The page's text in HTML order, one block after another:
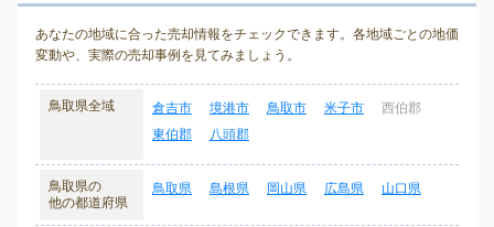
あなたの地域に合った売却情報をチェックできます。各地域ごとの地価
変動や、実際の売却事例を見てみましょう。
鳥取県全域 倉吉市 境港市 鳥取市 米子市
西伯郡
東伯郡
八頭郡
鳥取県の
他の都道府県
鳥取県 島根県 岡山県 広島県 山口県